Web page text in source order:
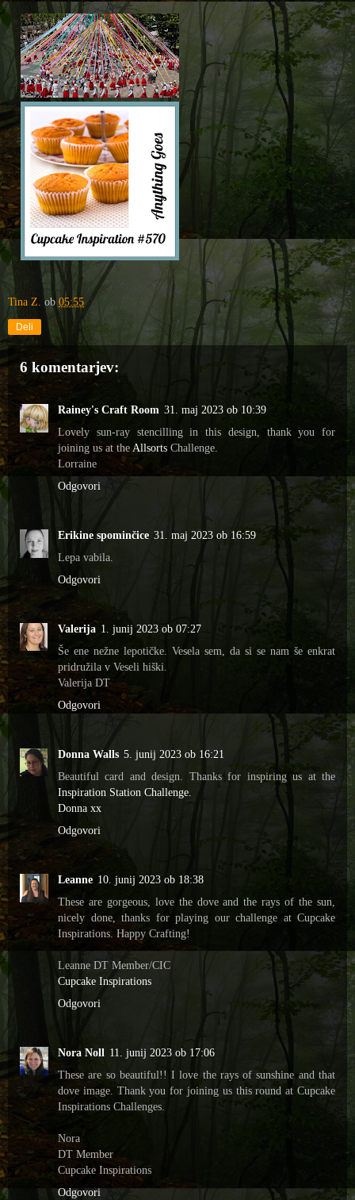
Tina Z. ob 05:55
Deli
6 komentarjev:
Rainey's Craft Room 31. maj 2023 ob 10:39
Lovely sun-ray stencilling in this design, thank you for
joining us at the Allsorts Challenge.
Lorraine
Odgovori
Erikine spominčice 31. maj 2023 ob 16:59
Lepa vabila.
Odgovori
Valerija 1. junij 2023 ob 07:27
Še ene nežne lepotičke. Vesela sem, da si se nam še enkrat
pridružila v Veseli hiški.
Valerija DT
Odgovori
Donna Walls 5. junij 2023 ob 16:21
Beautiful card and design. Thanks for inspiring us at the
Inspiration Station Challenge.
Donna xx
Odgovori
Leanne 10. junij 2023 ob 18:38
These are gorgeous, love the dove and the rays of the sun,
nicely done, thanks for playing our challenge at Cupcake
Inspirations. Happy Crafting!
Leanne DT Member/CIC
Cupcake Inspirations
Odgovori
Nora Noll 11. junij 2023 ob 17:06
These are so beautiful!! I love the rays of sunshine and that
dove image. Thank you for joining us this round at Cupcake
Inspirations Challenges.
Nora
DT Member
Cupcake Inspirations
Odgovori